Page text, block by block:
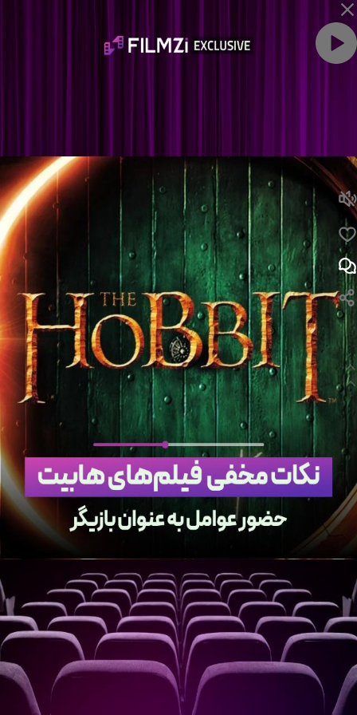
ویدئو را با صدا ببین
لایک
نظر
نکات مخفی فیلم‌های هابیت | حضور عوامل به عنوان بازیگر
نظرت رو بنویس ...